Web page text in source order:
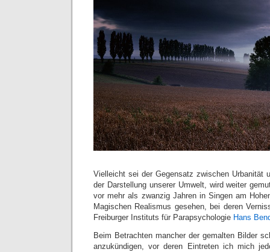
Vielleicht sei der Gegensatz zwischen Urbanität
der Darstellung unserer Umwelt, wird weiter
vor mehr als zwanzig Jahren in Singen am
Magischen Realismus gesehen, bei deren
Freiburger Instituts für Parapsychologie Hans
Beim Betrachten mancher der gemalten Bilder
anzukündigen, vor deren Eintreten ich mich